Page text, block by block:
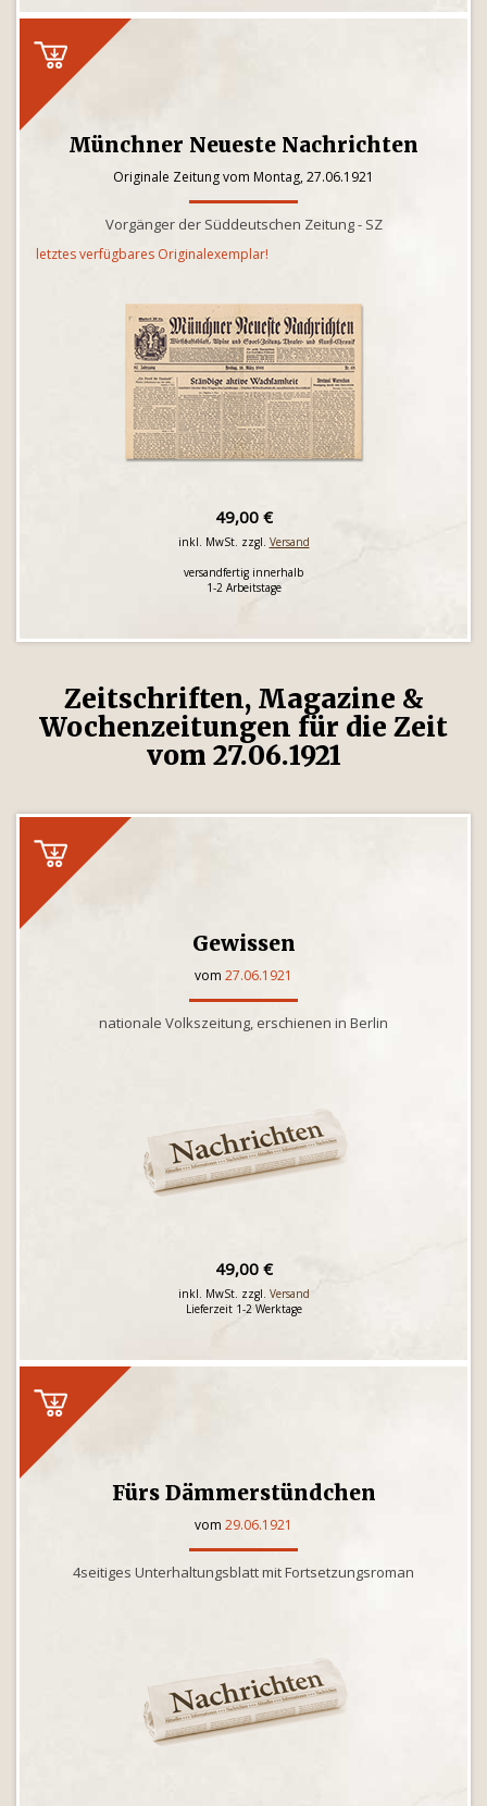
Münchner Neueste Nachrichten
Originale Zeitung vom Montag, 27.06.1921
Vorgänger der Süddeutschen Zeitung - SZ
letztes verfügbares Originalexemplar!
49,00 €
inkl. MwSt. zzgl. Versand
versandfertig innerhalb
1-2 Arbeitstage
Zeitschriften, Magazine &
Wochenzeitungen für die Zeit
vom 27.06.1921
Gewissen
vom 27.06.1921
nationale Volkszeitung, erschienen in Berlin
49,00 €
inkl. MwSt. zzgl. Versand
Lieferzeit 1-2 Werktage
Fürs Dämmerstündchen
vom 29.06.1921
4seitiges Unterhaltungsblatt mit Fortsetzungsroman